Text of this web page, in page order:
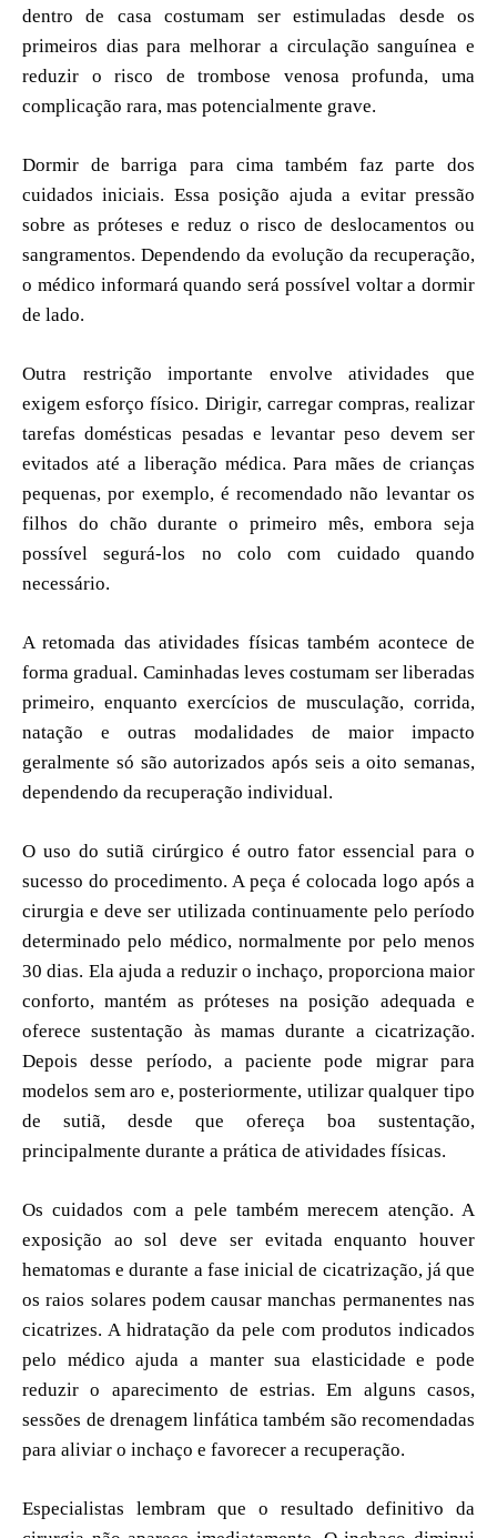
dentro de casa costumam ser estimuladas desde os
primeiros dias para melhorar a circulação sanguínea e
reduzir o risco de trombose venosa profunda, uma
complicação rara, mas potencialmente grave.
Dormir de barriga para cima também faz parte dos
cuidados iniciais. Essa posição ajuda a evitar pressão
sobre as próteses e reduz o risco de deslocamentos ou
sangramentos. Dependendo da evolução da recuperação,
o médico informará quando será possível voltar a dormir
de lado.
Outra restrição importante envolve atividades que
exigem esforço físico. Dirigir, carregar compras, realizar
tarefas domésticas pesadas e levantar peso devem ser
evitados até a liberação médica. Para mães de crianças
pequenas, por exemplo, é recomendado não levantar os
filhos do chão durante o primeiro mês, embora seja
possível segurá-los no colo com cuidado quando
necessário.
A retomada das atividades físicas também acontece de
forma gradual. Caminhadas leves costumam ser liberadas
primeiro, enquanto exercícios de musculação, corrida,
natação e outras modalidades de maior impacto
geralmente só são autorizados após seis a oito semanas,
dependendo da recuperação individual.
O uso do sutiã cirúrgico é outro fator essencial para o
sucesso do procedimento. A peça é colocada logo após a
cirurgia e deve ser utilizada continuamente pelo período
determinado pelo médico, normalmente por pelo menos
30 dias. Ela ajuda a reduzir o inchaço, proporciona maior
conforto, mantém as próteses na posição adequada e
oferece sustentação às mamas durante a cicatrização.
Depois desse período, a paciente pode migrar para
modelos sem aro e, posteriormente, utilizar qualquer tipo
de sutiã, desde que ofereça boa sustentação,
principalmente durante a prática de atividades físicas.
Os cuidados com a pele também merecem atenção. A
exposição ao sol deve ser evitada enquanto houver
hematomas e durante a fase inicial de cicatrização, já que
os raios solares podem causar manchas permanentes nas
cicatrizes. A hidratação da pele com produtos indicados
pelo médico ajuda a manter sua elasticidade e pode
reduzir o aparecimento de estrias. Em alguns casos,
sessões de drenagem linfática também são recomendadas
para aliviar o inchaço e favorecer a recuperação.
Especialistas lembram que o resultado definitivo da